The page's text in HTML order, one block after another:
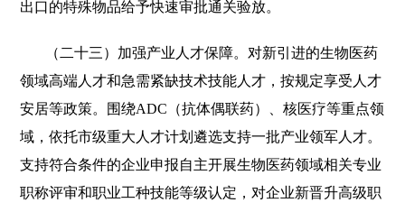
出口的特殊物品给予快速审批通关验放。
（二十三）加强产业人才保障。对新引进的生物医药
领域高端人才和急需紧缺技术技能人才，按规定享受人才
安居等政策。围绕ADC（抗体偶联药）、核医疗等重点领
域，依托市级重大人才计划遴选支持一批产业领军人才。
支持符合条件的企业申报自主开展生物医药领域相关专业
职称评审和职业工种技能等级认定，对企业新晋升高级职